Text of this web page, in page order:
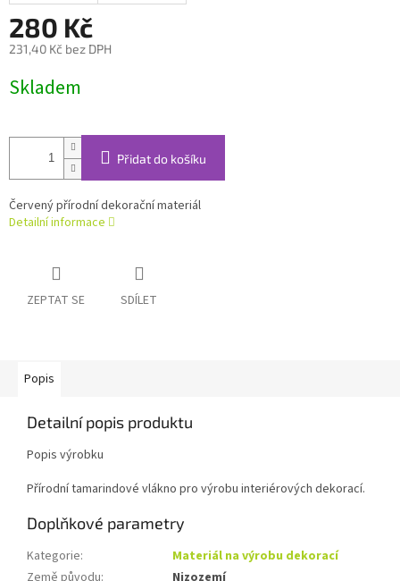
280 Kč
231,40 Kč bez DPH
cena:
Skladem
Přidat do košíku
Červený přírodní dekorační materiál
Detailní informace
ZEPTAT SE SDÍLET
Popis
Detailní popis produktu
Popis výrobku
Přírodní tamarindové vlákno pro výrobu interiérových dekorací.
Doplňkové parametry
Kategorie:
Materiál na výrobu dekorací